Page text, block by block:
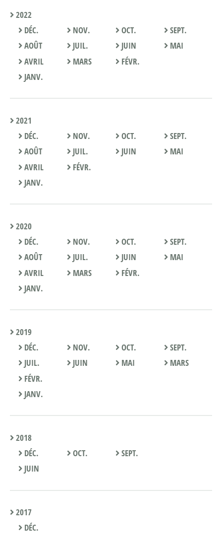
2022
DÉC.
NOV. OCT.
SEPT.
AOÛT
JUIL. JUIN
MAI
AVRIL
MARS
FÉVR.
JANV.
2021
DÉC.
NOV. OCT.
SEPT.
AOÛT
JUIL. JUIN
MAI
AVRIL
FÉVR.
JANV.
2020
DÉC.
NOV. OCT.
SEPT.
AOÛT
JUIL. JUIN
MAI
AVRIL
MARS
FÉVR.
JANV.
2019
DÉC.
NOV. OCT.
SEPT.
JUIL.
JUIN MAI
MARS
FÉVR.
JANV.
2018
DÉC.
OCT.
SEPT.
JUIN
2017
DÉC.